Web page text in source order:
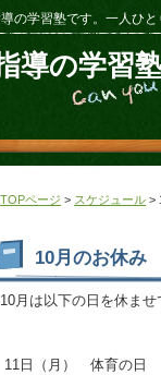
の学習塾です。一人ひ
導の学習
TOPページ > スケジュール >
10月のお休み
10月は以下の日を休ま
11日（月） 体育の日